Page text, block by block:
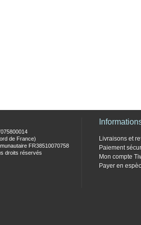
de France)
FR38510070758
droits réservés
Livraisons et
Paiement
Mon compte
Payer en